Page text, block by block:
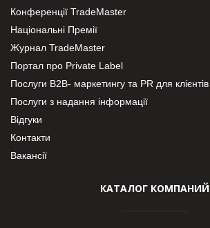
Конференції TradeMaster
Національні Премії
Журнал TradeMaster
Портал про Private Label
Послуги В2В- маркетингу та PR для клієнтів
Послуги з надання інформації
Відгуки
Контакти
Вакансії
КАТАЛОГ КОМПАНИЙ